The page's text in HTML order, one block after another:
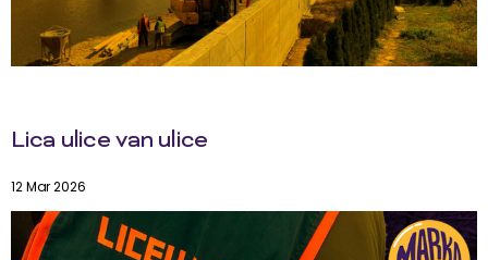
Lica ulice van ulice
12 Mar 2026